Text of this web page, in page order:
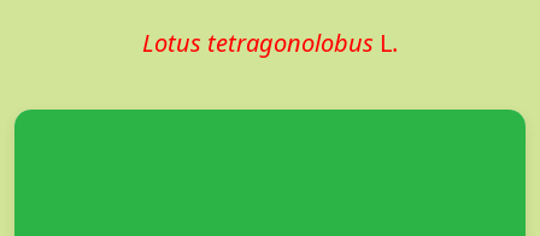
Lotus tetragonolobus L.